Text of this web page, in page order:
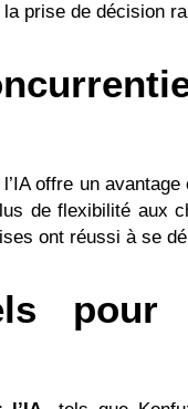
prise de décision
offre un
de flexibilité aux
ont réussi à se
pour